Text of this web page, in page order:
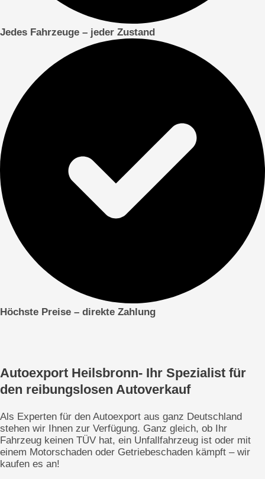
Jedes Fahrzeuge – jeder Zustand
Höchste Preise – direkte Zahlung
Autoexport Heilsbronn- Ihr Spezialist für
den reibungslosen Autoverkauf
Als Experten für den Autoexport aus ganz Deutschland
stehen wir Ihnen zur Verfügung. Ganz gleich, ob Ihr
Fahrzeug keinen TÜV hat, ein Unfallfahrzeug ist oder mit
einem Motorschaden oder Getriebeschaden kämpft – wir
kaufen es an!